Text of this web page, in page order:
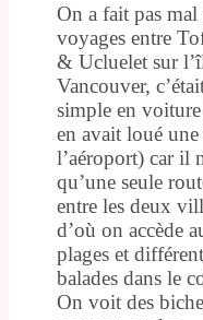
On a fait pas mal
voyages entre
& Ucluelet sur
Vancouver,
simple en
en avait loué une
l’aéroport) car il
qu’une seule
entre les deux
d’où on accède
plages et
balades dans le
On voit des